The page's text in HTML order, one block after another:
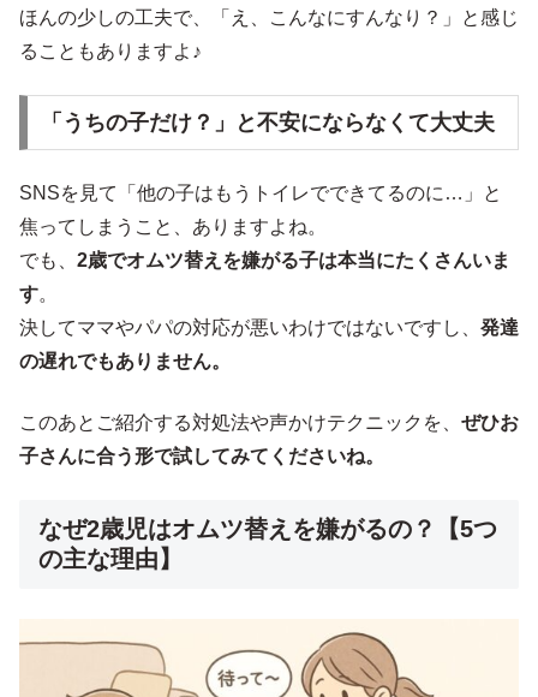
ほんの少しの工夫で、「え、こんなにすんなり？」と感じ
ることもありますよ♪
「うちの子だけ？」と不安にならなくて大丈夫
SNSを見て「他の子はもうトイレでできてるのに…」と
焦ってしまうこと、ありますよね。
でも、 2歳でオムツ替えを嫌がる子は本当にたくさんいま
す。
決してママやパパの対応が悪いわけではないですし、 発達
の遅れでもありません。
このあとご紹介する対処法や声かけテクニックを、 ぜひお
子さんに合う形で試してみてくださいね。
なぜ2歳児はオムツ替えを嫌がるの？【5つ
の主な理由】